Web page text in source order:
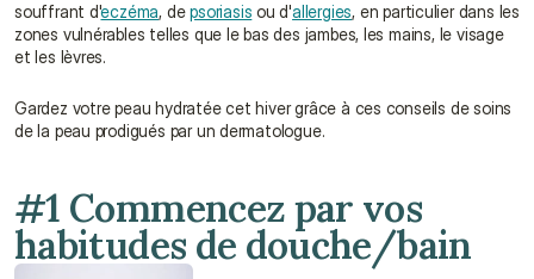
souffrant d'eczéma, de psoriasis ou d'allergies, en particulier dans les
zones vulnérables telles que le bas des jambes, les mains, le visage
et les lèvres.
Gardez votre peau hydratée cet hiver grâce à ces conseils de soins
de la peau prodigués par un dermatologue.
#1 Commencez par vos
habitudes de douche/bain